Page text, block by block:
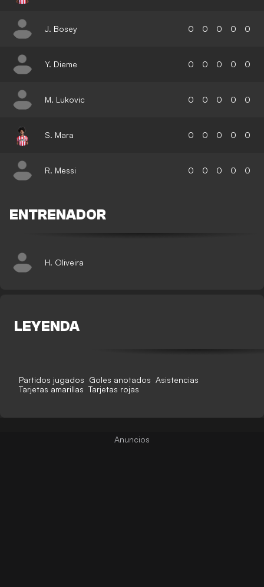
J. Bosey 0 0 0 0 0
Y. Dieme 0 0 0 0 0
M. Lukovic 0 0 0 0 0
S. Mara 0 0 0 0 0
R. Messi 0 0 0 0 0
ENTRENADOR
H. Oliveira
LEYENDA
Partidos jugados Goles anotados Asistencias
Tarjetas amarillas Tarjetas rojas